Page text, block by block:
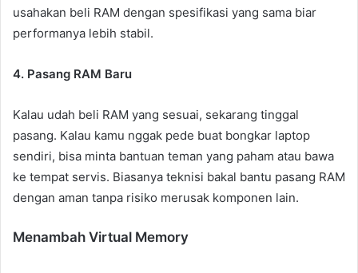
usahakan beli RAM dengan spesifikasi yang sama biar
performanya lebih stabil.
4. Pasang RAM Baru
Kalau udah beli RAM yang sesuai, sekarang tinggal
pasang. Kalau kamu nggak pede buat bongkar laptop
sendiri, bisa minta bantuan teman yang paham atau bawa
ke tempat servis. Biasanya teknisi bakal bantu pasang RAM
dengan aman tanpa risiko merusak komponen lain.
Menambah Virtual Memory